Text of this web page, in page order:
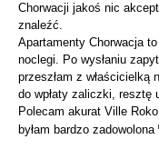
Chorwacji jakoś nic
znaleźć.
Apartamenty Chorwacja
noclegi. Po wysłaniu
przeszłam z właścicielką
do wpłaty zaliczki, resztę
Polecam akurat Ville
byłam bardzo zadowolona